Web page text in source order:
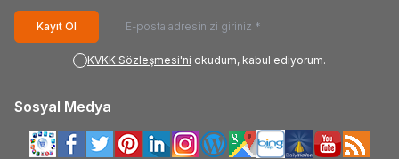
Kayıt Ol
KVKK Sözleşmesi'ni okudum, kabul ediyorum.
Sosyal Medya